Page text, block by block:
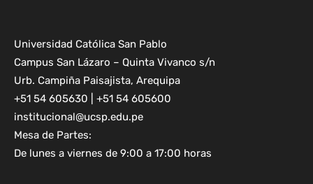
Universidad Católica San Pablo
Campus San Lázaro – Quinta Vivanco s/n
Urb. Campiña Paisajista, Arequipa
+51 54 605630 | +51 54 605600
institucional@ucsp.edu.pe
Mesa de Partes:
De lunes a viernes de 9:00 a 17:00 horas